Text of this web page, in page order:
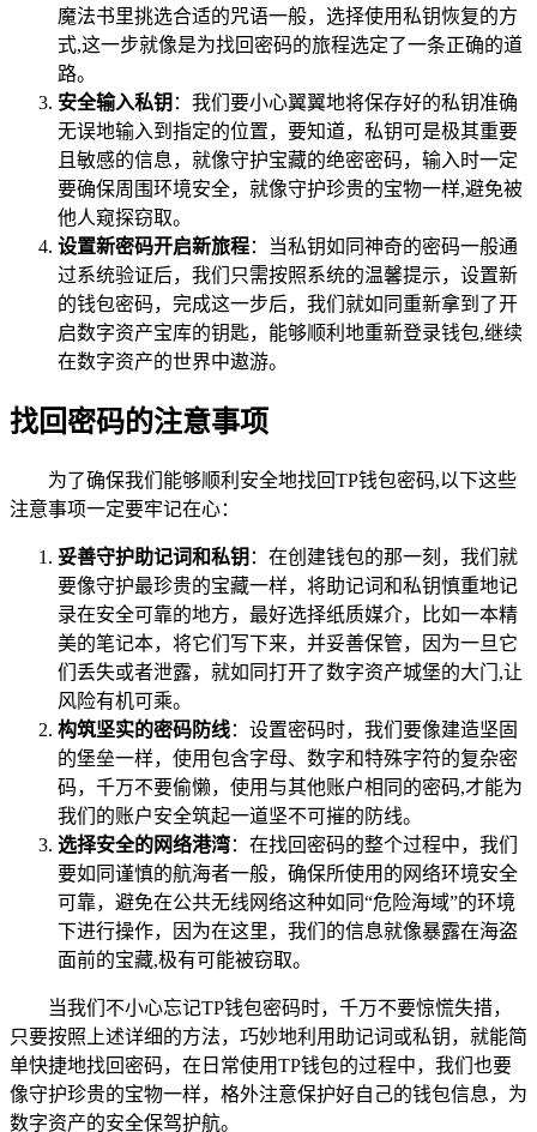
魔法书里挑选合适的咒语一般，选择使用私钥恢复的方
式,这一步就像是为找回密码的旅程选定了一条正确的道
路。
安全输入私钥 ：我们要小心翼翼地将保存好的私钥准确
无误地输入到指定的位置，要知道，私钥可是极其重要
且敏感的信息，就像守护宝藏的绝密密码，输入时一定
要确保周围环境安全，就像守护珍贵的宝物一样,避免被
他人窥探窃取。
设置新密码开启新旅程：当私钥如同神奇的密码一般通
过系统验证后，我们只需按照系统的温馨提示，设置新
的钱包密码，完成这一步后，我们就如同重新拿到了开
启数字资产宝库的钥匙，能够顺利地重新登录钱包,继续
在数字资产的世界中遨游。
找回密码的注意事项
为了确保我们能够顺利安全地找回TP钱包密码,以下这些
注意事项一定要牢记在心：
妥善守护助记词和私钥 ：在创建钱包的那一刻，我们就
要像守护最珍贵的宝藏一样，将助记词和私钥慎重地记
录在安全可靠的地方，最好选择纸质媒介，比如一本精
美的笔记本，将它们写下来，并妥善保管，因为一旦它
们丢失或者泄露，就如同打开了数字资产城堡的大门,让
风险有机可乘。
构筑坚实的密码防线：设置密码时，我们要像建造坚固
的堡垒一样，使用包含字母、数字和特殊字符的复杂密
码，千万不要偷懒，使用与其他账户相同的密码,才能为
我们的账户安全筑起一道坚不可摧的防线。
选择安全的网络港湾：在找回密码的整个过程中，我们
要如同谨慎的航海者一般，确保所使用的网络环境安全
可靠，避免在公共无线网络这种如同“危险海域”的环境
下进行操作，因为在这里，我们的信息就像暴露在海盗
面前的宝藏,极有可能被窃取。
当我们不小心忘记TP钱包密码时，千万不要惊慌失措，
只要按照上述详细的方法，巧妙地利用助记词或私钥，就能简
单快捷地找回密码，在日常使用TP钱包的过程中，我们也要
像守护珍贵的宝物一样，格外注意保护好自己的钱包信息，为
数字资产的安全保驾护航。